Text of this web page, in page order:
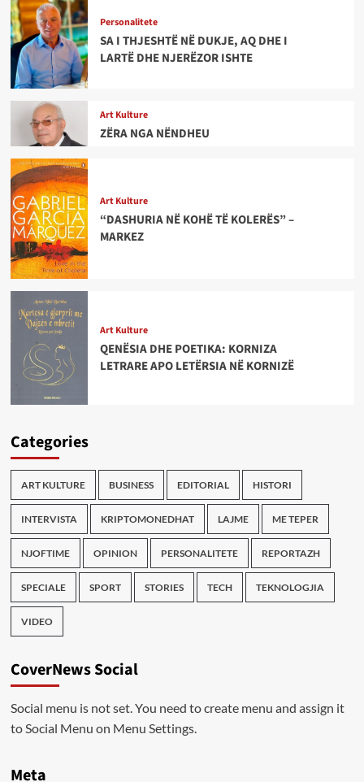
Personalitete
SA I THJESHTË NË DUKJE, AQ DHE I
LARTË DHE NJERËZOR ISHTE
Art Kulture
ZËRA NGA NËNDHEU
Art Kulture
“DASHURIA NË KOHË TË KOLERËS” –
MARKEZ
Art Kulture
QENËSIA DHE POETIKA: KORNIZA
LETRARE APO LETËRSIA NË KORNIZË
Categories
ART KULTURE BUSINESS EDITORIAL HISTORI
INTERVISTA KRIPTOMONEDHAT LAJME ME TEPER
NJOFTIME OPINION PERSONALITETE REPORTAZH
SPECIALE SPORT STORIES TECH TEKNOLOGJIA
VIDEO
CoverNews Social
Social menu is not set. You need to create menu and assign it
to Social Menu on Menu Settings.
Meta